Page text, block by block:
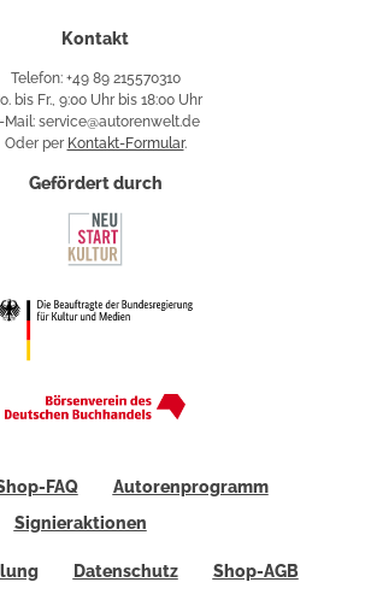
Kontakt
Telefon: +49 89 215570310
bis Fr., 9:00 Uhr bis 18:00 Uhr
Mail: service@autorenwelt.de
Oder per Kontakt-Formular.
Gefördert durch
FAQ
Autorenprogramm
Signieraktionen
Datenschutz Shop-AGB